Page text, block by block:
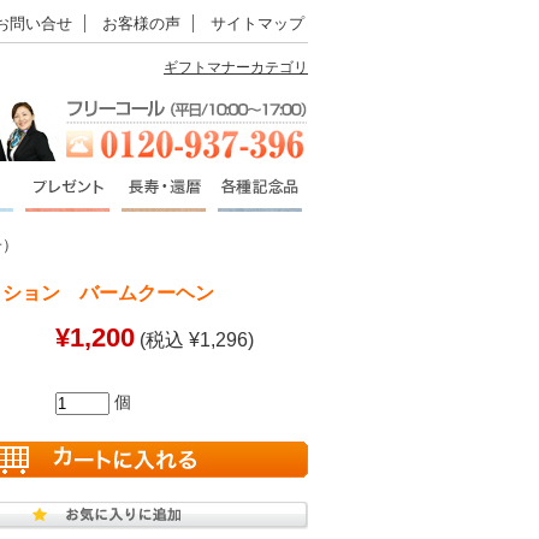
問い合せ お客様の声 サイトマップ
ギフトマナーカテゴリ
ション バームクーヘン
¥1,200 (税込 ¥1,296)
個